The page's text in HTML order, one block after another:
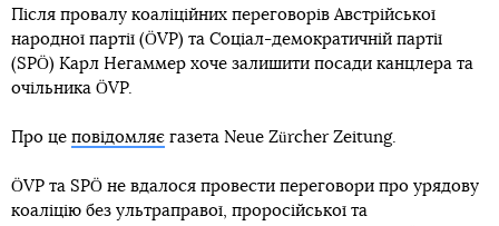
Після провалу коаліційних переговорів Австрійської
народної партії (ÖVP) та Соціал-демократичній партії
(SPÖ) Карл Негаммер хоче залишити посади канцлера та
очільника ÖVP.
Про це повідомляє газета Neue Zürcher Zeitung.
ÖVP та SPÖ не вдалося провести переговори про урядову
коаліцію без ультраправої, проросійської та